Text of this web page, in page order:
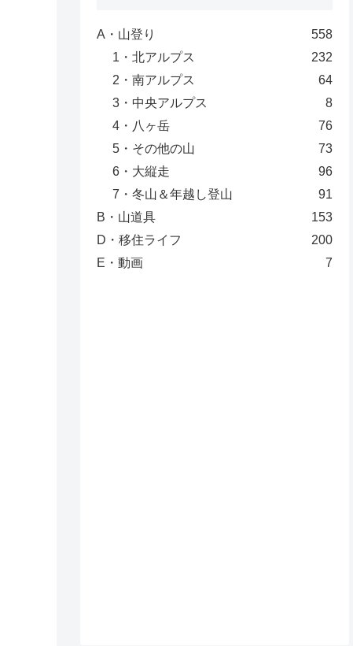
A・山登り
558
1・北アルプス
232
2・南アルプス
64
3・中央アルプス
8
4・八ヶ岳
76
5・その他の山
73
6・大縦走
96
7・冬山＆年越し登山
91
B・山道具
153
D・移住ライフ
200
E・動画
7